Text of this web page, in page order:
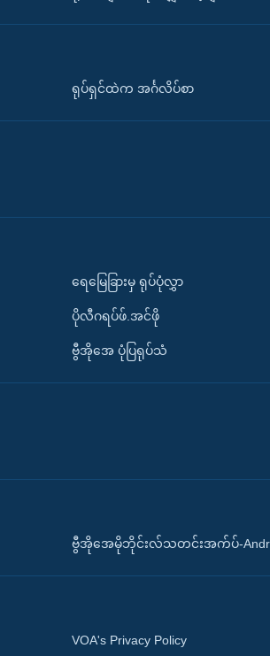
ရုပ်ရှင်ထဲက အင်္ဂလိပ်စာ
ရေမြေခြားမှ ရုပ်ပုံလွှာ
ပိုလီဂရပ်ဖ်.အင်ဖို
ဗွီအိုအေ ပုံပြရုပ်သံ
ဗွီအိုအေမိုဘိုင်းလ်သတင်းအက်ပ်-
VOA's Privacy Policy